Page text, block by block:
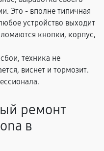
Это - вполне типичная
устройство выходит
кнопки, корпус,
техника не
виснет и тормозит.
ремонт
в